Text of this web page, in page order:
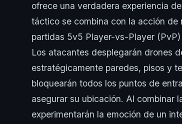
ofrece una verdadera experiencia
táctico se combina con la acción de
partidas 5v5 Player-vs-Player
Los atacantes desplegarán drones
estratégicamente paredes, pisos y
bloquearán todos los puntos de
asegurar su ubicación. Al combinar
experimentarán la emoción de un